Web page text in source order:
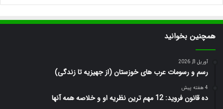
همچنین بخوانید
آوریل 8, 2026
رسم و رسومات عرب های خوزستان (از جهیزیه تا زندگی)
4 هفته پیش
ده قانون فروید: 12 مهم ترین نظریه او و خلاصه همه آنها